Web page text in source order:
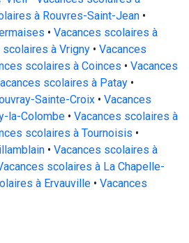
à Rouvres-Saint-Jean •
• Vacances scolaires à
scolaires à Vrigny • Vacances
scolaires à Coinces • Vacances
scolaires à Patay •
Sainte-Croix • Vacances
la-Colombe • Vacances scolaires à
scolaires à Tournoisis •
• Vacances scolaires à
scolaires à La Chapelle-
à Ervauville • Vacances